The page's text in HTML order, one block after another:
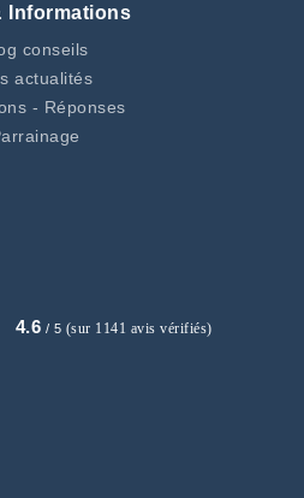
Informations
conseils
actualités
- Réponses
4.6 / 5 (sur 1141 avis vérifiés)